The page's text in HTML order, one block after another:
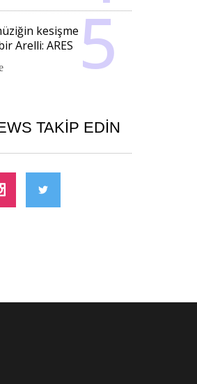
kesişme
Arelli: ARES
TAKIP EDIN